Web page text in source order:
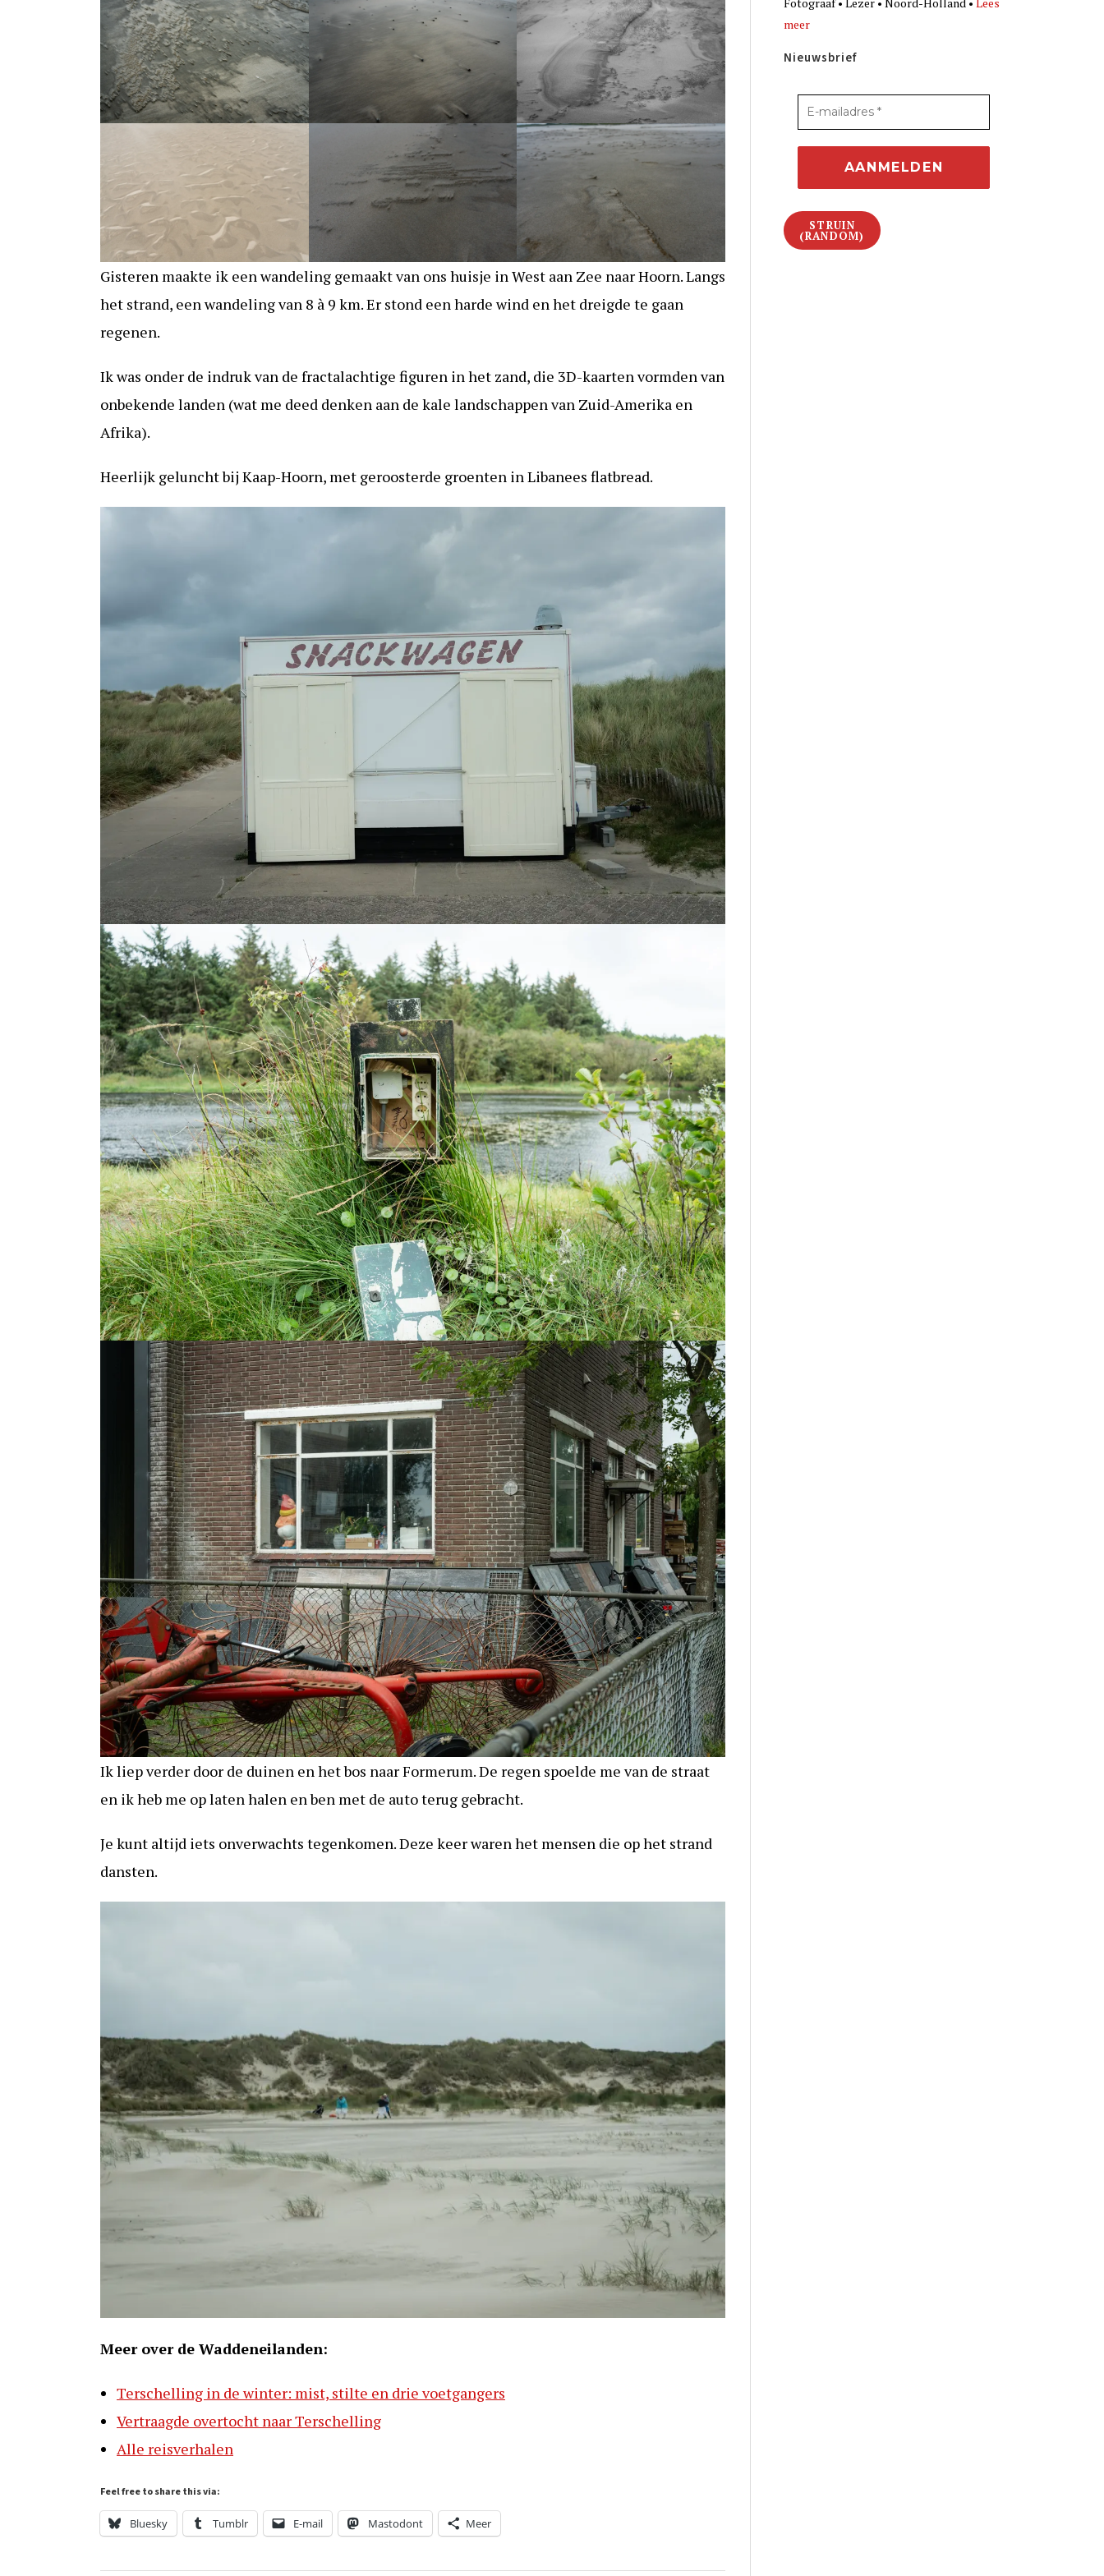
Gisteren maakte ik een wandeling gemaakt van ons huisje in West aan Zee naar Hoorn. Langs
het strand, een wandeling van 8 à 9 km. Er stond een harde wind en het dreigde te gaan
regenen.
Ik was onder de indruk van de fractalachtige figuren in het zand, die 3D-kaarten vormden van
onbekende landen (wat me deed denken aan de kale landschappen van Zuid-Amerika en
Afrika).
Heerlijk geluncht bij Kaap-Hoorn, met geroosterde groenten in Libanees flatbread.
Ik liep verder door de duinen en het bos naar Formerum. De regen spoelde me van de straat
en ik heb me op laten halen en ben met de auto terug gebracht.
Je kunt altijd iets onverwachts tegenkomen. Deze keer waren het mensen die op het strand
dansten.
Meer over de Waddeneilanden:
Terschelling in de winter: mist, stilte en drie voetgangers
Vertraagde overtocht naar Terschelling
Alle reisverhalen
Feel free to share this via:
Bluesky Tumblr E-mail Mastodont Meer
meer
Nieuwsbrief
STRUIN
(RANDOM)